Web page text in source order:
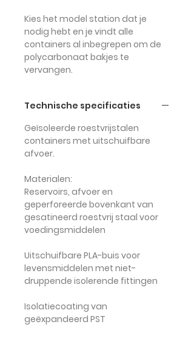
Kies het model station dat je
nodig hebt en je vindt alle
containers al inbegrepen om de
polycarbonaat bakjes te
vervangen.
Technische specificaties
Geïsoleerde roestvrijstalen
containers met uitschuifbare
afvoer.
Materialen:
Reservoirs, afvoer en
geperforeerde bovenkant van
gesatineerd roestvrij staal voor
voedingsmiddelen
Uitschuifbare PLA-buis voor
levensmiddelen met niet-
druppende isolerende fittingen
Isolatiecoating van
geëxpandeerd PST